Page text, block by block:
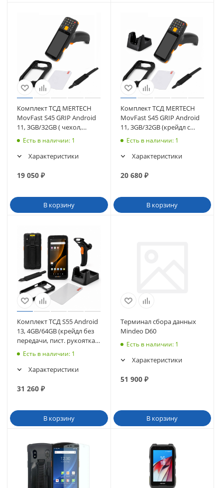
Комплект ТСД MERTECH
MovFast S45 GRIP Android
11, 3GB/32GB ( чехол,
стекло, ремешок)
Есть в наличии: 1
Характеристики
19 050 ₽
В корзину
Комплект ТСД MERTECH
MovFast S45 GRIP Android
11, 3GB/32GB (крейдл с
перед., чехол, стекло,
Есть в наличии: 1
Характеристики
20 680₽
В корзину
Комплект ТСД S55 Android
13, 4GB/64GB (крейдл без
передачи, пист. рукоятка,
чехол, стекло, ремешок)
Есть в наличии: 1
Характеристики
31 260 ₽
В корзину
Терминал сбора данных
Mindeo D60
Есть в наличии: 1
Характеристики
51 900₽
В корзину